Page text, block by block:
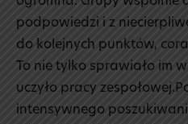
podpowiedzi i z
do kolejnych punktów,
To nie tylko sprawiało im
uczyło pracy
intensywnego